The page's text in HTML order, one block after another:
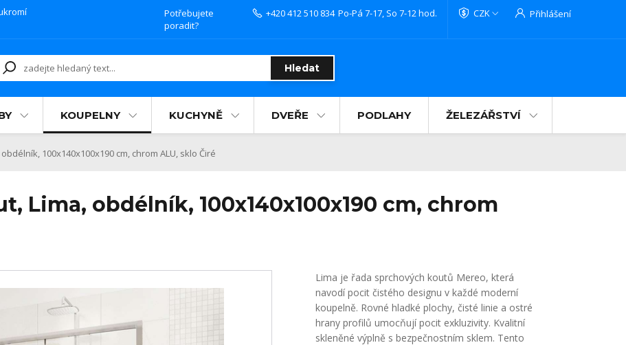
CZK Přihlášení
Hledat
Potřebujete
poradit?
+420 412 510 834 Po-Pá 7-17, So 7-12 hod.
KOUPELNY KUCHYNĚ DVEŘE PODLAHY ŽELEZÁŘSTVÍ
100x140x100x190 cm, chrom ALU, sklo Čiré
Lima, obdélník, 100x140x100x190 cm, chrom
Lima je řada sprchových koutů Mereo, která
navodí pocit čistého designu v každé moderní
koupelně. Rovné hladké plochy, čisté linie a ostré
hrany profilů umocňují pocit exkluzivity. Kvalitní
skleněné výplně s bezpečnostním sklem. Tento